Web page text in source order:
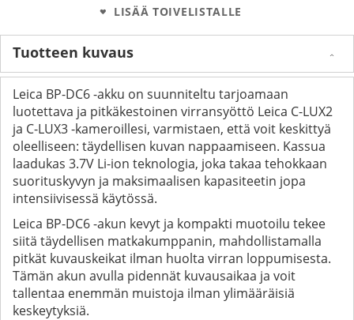
LISÄÄ TOIVELISTALLE
Tuotteen kuvaus
Leica BP-DC6 -akku on suunniteltu tarjoamaan
luotettava ja pitkäkestoinen virransyöttö Leica C-LUX2
ja C-LUX3 -kameroillesi, varmistaen, että voit keskittyä
oleelliseen: täydellisen kuvan nappaamiseen. Kassua
laadukas 3.7V Li-ion teknologia, joka takaa tehokkaan
suorituskyvyn ja maksimaalisen kapasiteetin jopa
intensiivisessä käytössä.
Leica BP-DC6 -akun kevyt ja kompakti muotoilu tekee
siitä täydellisen matkakumppanin, mahdollistamalla
pitkät kuvauskeikat ilman huolta virran loppumisesta.
Tämän akun avulla pidennät kuvausaikaa ja voit
tallentaa enemmän muistoja ilman ylimääräisiä
keskeytyksiä.